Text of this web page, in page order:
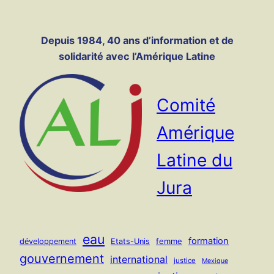
contenuDepuis 1984, 40 ans d’information et de
solidarité avec l’Amérique Latine
Comité
Amérique
Latine du
Jura
développement eau Etats-Unis femme formation
gouvernement international justice Mexique